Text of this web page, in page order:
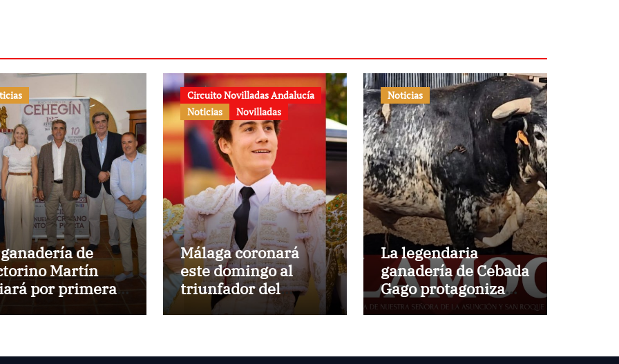
de
Martín
por primera
Circuito Novilladas Andalucía
Noticias
Novilladas
Málaga coronará
este domingo al
triunfador del
Circuito de
Noticias
La legendaria
ganadería de Cebada
Gago protagoniza
una cita inédita en